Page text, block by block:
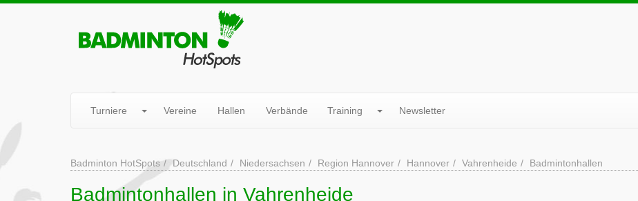
Turniere Vereine Hallen Verbände Training Newsletter
Badminton HotSpots Deutschland Niedersachsen Region Hannover Hannover Vahrenheide Badmintonhallen
Badmintonhallen in Vahrenheide